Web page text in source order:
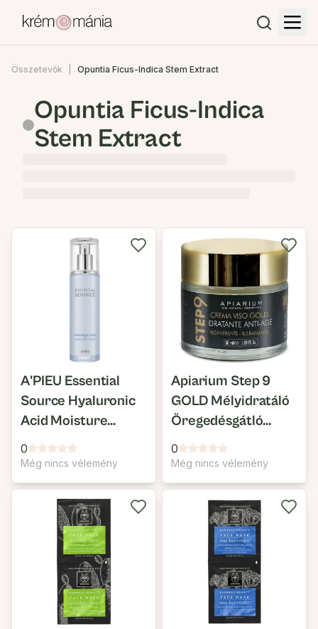
Összetevők Opuntia Ficus-Indica Stem Extract
Opuntia Ficus-Indica
Stem Extract
A'PIEU Essential
Source Hyaluronic
Acid Moisture
Lotion
0
Még nincs vélemény
Apiarium Step 9
GOLD Mélyidratáló
Öregedésgátló
Arckrém
0
Még nincs vélemény